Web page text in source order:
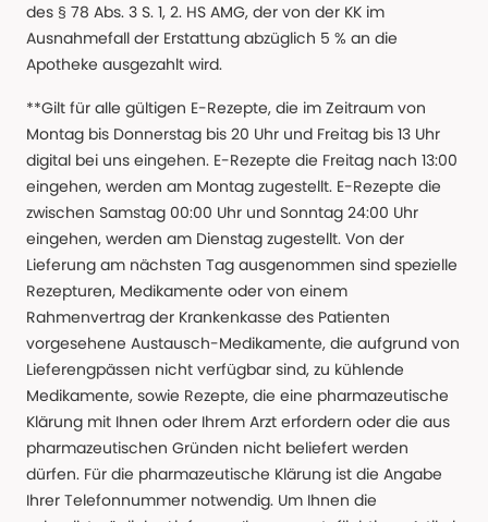
des § 78 Abs. 3 S. 1, 2. HS AMG, der von der KK im
Ausnahmefall der Erstattung abzüglich 5 % an die
Apotheke ausgezahlt wird.
**Gilt für alle gültigen E-Rezepte, die im Zeitraum von
Montag bis Donnerstag bis 20 Uhr und Freitag bis 13 Uhr
digital bei uns eingehen. E-Rezepte die Freitag nach 13:00
eingehen, werden am Montag zugestellt. E-Rezepte die
zwischen Samstag 00:00 Uhr und Sonntag 24:00 Uhr
eingehen, werden am Dienstag zugestellt. Von der
Lieferung am nächsten Tag ausgenommen sind spezielle
Rezepturen, Medikamente oder von einem
Rahmenvertrag der Krankenkasse des Patienten
vorgesehene Austausch-Medikamente, die aufgrund von
Lieferengpässen nicht verfügbar sind, zu kühlende
Medikamente, sowie Rezepte, die eine pharmazeutische
Klärung mit Ihnen oder Ihrem Arzt erfordern oder die aus
pharmazeutischen Gründen nicht beliefert werden
dürfen. Für die pharmazeutische Klärung ist die Angabe
Ihrer Telefonnummer notwendig. Um Ihnen die